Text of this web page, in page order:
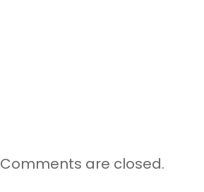
Comments are closed.